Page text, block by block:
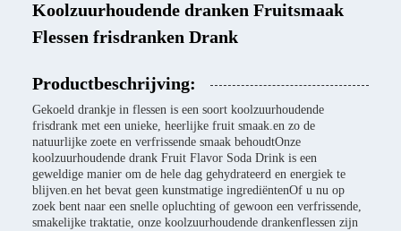
Koolzuurhoudende dranken Fruitsmaak
Flessen frisdranken Drank
Productbeschrijving:
Gekoeld drankje in flessen is een soort koolzuurhoudende
frisdrank met een unieke, heerlijke fruit smaak.en zo de
natuurlijke zoete en verfrissende smaak behoudtOnze
koolzuurhoudende drank Fruit Flavor Soda Drink is een
geweldige manier om de hele dag gehydrateerd en energiek te
blijven.en het bevat geen kunstmatige ingrediëntenOf u nu op
zoek bent naar een snelle opluchting of gewoon een verfrissende,
smakelijke traktatie, onze koolzuurhoudende drankenflessen zijn